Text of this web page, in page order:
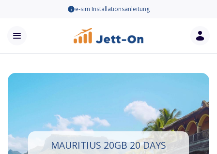
e-sim Installationsanleitung
MAURITIUS 20GB 20 DAYS